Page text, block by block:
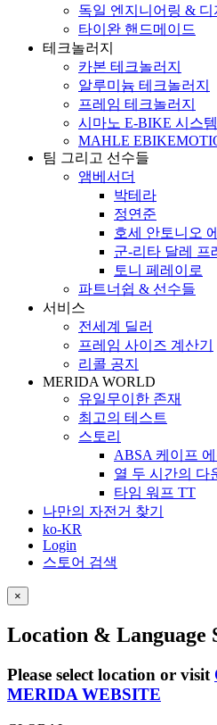
독일 엔지니어링 & 디
타이완 핸드메이드
테크놀러지
카본 테크놀러지
알루미늄 테크놀러지
프레임 테크놀러지
시마노 E-BIKE 시스템
MAHLE
팀 그리고 선수들
앰베서더
박테라
정연준
호세 안토니오
군-리타 달레 프
토니 페레이로
파트너쉽 & 선수들
서비스
전세계 딜러
프레임 사이즈 계산기
리콜 공지
MERIDA WORLD
유일무이한 존재
최고의 테스트
스토리
ABSA 케이프
열 두 시간의 다
타임 워프 TT
나만의 자전거 찾기
ko-KR
Login
스토어 검색
×
Location & Language
Please select location or visit
MERIDA WEBSITE